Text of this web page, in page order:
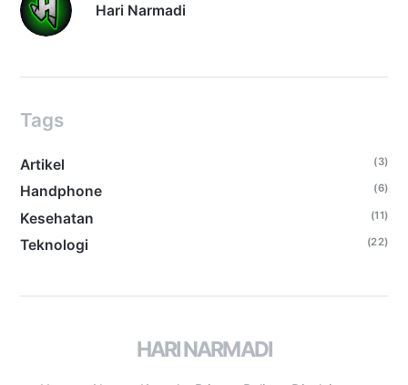
Hari Narmadi
Tags
Artikel (3)
Handphone (6)
Kesehatan (11)
Teknologi (22)
HARI NARMADI